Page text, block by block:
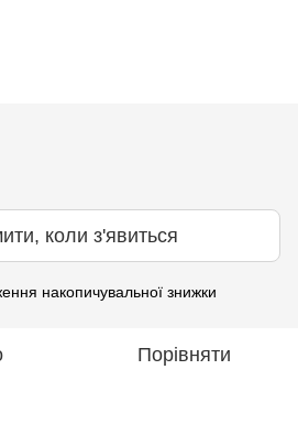
коли з'явиться
накопичувальної знижки
Порівняти